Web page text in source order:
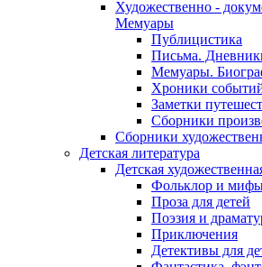
Художественно -
Мемуары
Публицистика
Письма.
Мемуары.
Хроники
Заметки
Сборники
Сборники
Детская литература
Детская
Фольклор и
Проза для детей
Поэзия и
Приключения
Детективы для